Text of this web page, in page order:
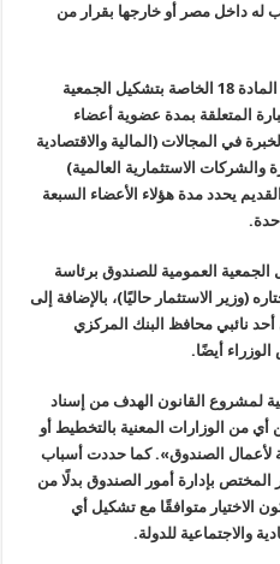
له داخل مصر أو خارجها بقرار من
المادة الثالثة التي شملها التعديل هي المادة 18 الخاصة بتشكيل الجمعية
المتعلقة بمدة عضوية أعضاء
في المجالات (المالية والاقتصادية
والشركات الاستثمارية العالمية)
يحدد مدة هؤلاء الأعضاء السبعة
العمومية للصندوق برئاسة
(وزير الاستثمار حاليًا)، بالإضافة إلى
أحد نائبي محافظ البنك المركزي
أيضًا.
لمشروع القانون الهدف من إسناد
أي من الوزارات المعنية بالتخطيط أو
لأعمال الصندوق». كما حددت أسباب
بإدارة أمور الصندوق بدلًا من
الاختيار متوافقًا مع تشكيل أي
والاجتماعية للدولة.